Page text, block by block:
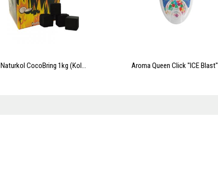
Naturkol CocoBring 1kg (Kol... Aroma Queen Click "ICE Blast"